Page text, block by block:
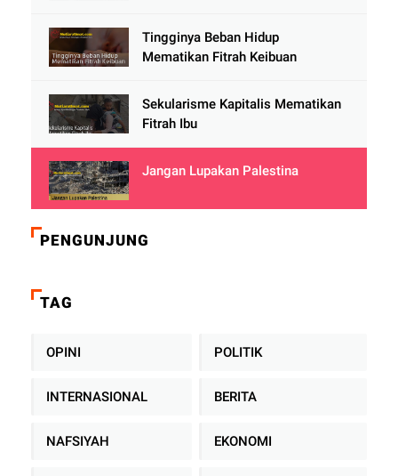
Tingginya Beban Hidup
Mematikan Fitrah Keibuan
Sekularisme Kapitalis Mematikan
Fitrah Ibu
Jangan Lupakan Palestina
PENGUNJUNG
TAG
OPINI POLITIK
INTERNASIONAL BERITA
NAFSIYAH EKONOMI